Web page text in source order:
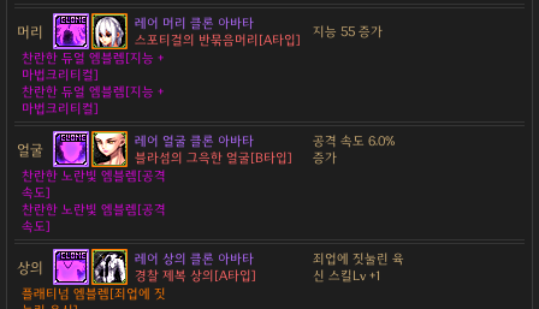
머리
레어 머리 클론 아바타
스포티걸의 반묶음머리[A타입]
지능 55 증가
찬란한 듀얼 엠블렘[지능 +
마법크리티컬]
찬란한 듀얼 엠블렘[지능 +
마법크리티컬]
얼굴
레어 얼굴 클론 아바타
블라섬의 그윽한 얼굴[B타입]
공격 속도 6.0%
증가
찬란한 노란빛 엠블렘[공격
속도]
찬란한 노란빛 엠블렘[공격
속도]
상의
레어 상의 클론 아바타
경찰 제복 상의[A타입]
죄업에 짓눌린 육
신 스킬Lv +1
플래티넘 엠블렘[죄업에 짓